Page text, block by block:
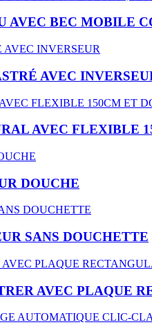
AVEC BEC MOBILE
AVEC
AVEC FLEXIBLE
DOUCHE
SANS DOUCHETTE
AVEC PLAQUE